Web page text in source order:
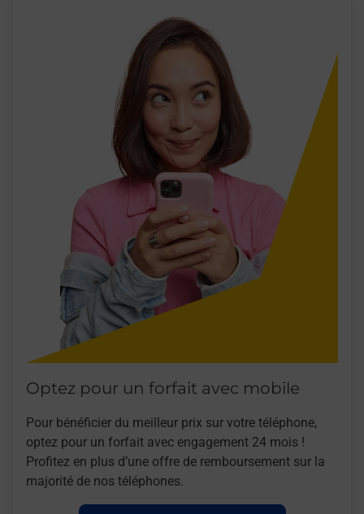
Optez pour un forfait avec mobile
Pour bénéficier du meilleur prix sur votre téléphone,
optez pour un forfait avec engagement 24 mois !
Profitez en plus d’une offre de remboursement sur la
majorité de nos téléphones.